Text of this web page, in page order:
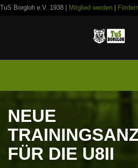
TuS Borgloh e.V. 1938 | Mitglied werden
NEUE
FÜR DIE U8II